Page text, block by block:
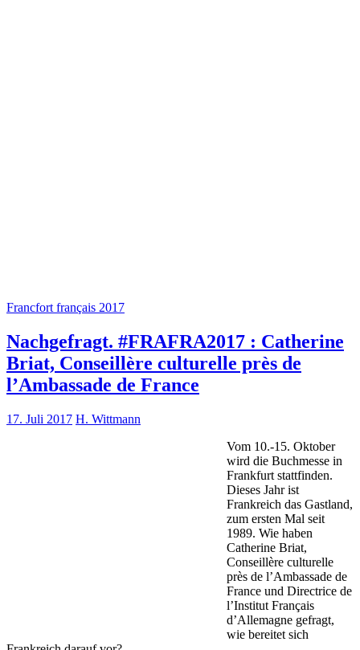
Francfort français 2017
Nachgefragt. #FRAFRA2017 : Catherine
Briat, Conseillère culturelle près de
l’Ambassade de France
17. Juli 2017 H. Wittmann
Vom 10.-15. Oktober
wird die Buchmesse in
Frankfurt stattfinden.
Dieses Jahr ist
Frankreich das Gastland,
zum ersten Mal seit
1989. Wie haben
Catherine Briat,
Conseillère culturelle
près de l’Ambassade de
France und Directrice de
l’Institut Français
d’Allemagne gefragt,
wie bereitet sich